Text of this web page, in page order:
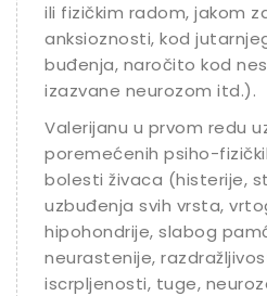
ili fizičkim radom, jakom
anksioznosti, kod
buđenja, naročito kod
izazvane neurozom itd.).
Valerijanu u prvom redu
poremećenih psiho-
bolesti živaca (histerije,
uzbuđenja svih vrsta,
hipohondrije, slabog
neurastenije,
iscrpljenosti, tuge,